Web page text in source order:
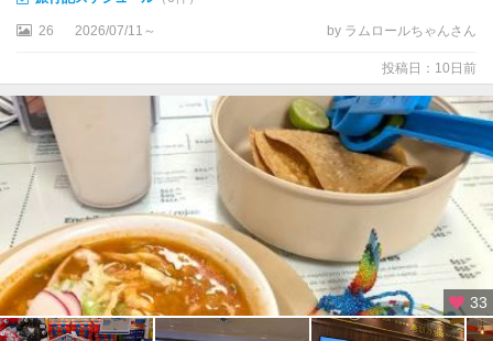
★
テ
ィ
ワ
カ
遺
跡
周
辺
★
26 2026/07/11～ by ラムロールちゃんさん
投稿日：10日前
33